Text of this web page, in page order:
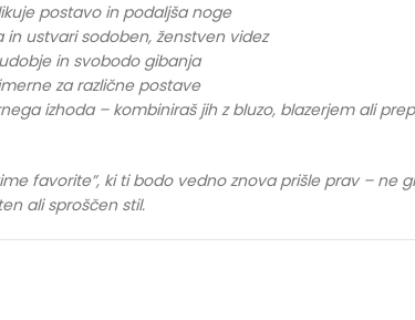
postavo in podaljša noge
in ustvari sodoben, ženstven videz
in svobodo gibanja
za različne postave
izhoda – kombiniraš jih z bluzo, blazerjem ali
favorite”, ki ti bodo vedno znova prišle prav – ne
ali sproščen stil.